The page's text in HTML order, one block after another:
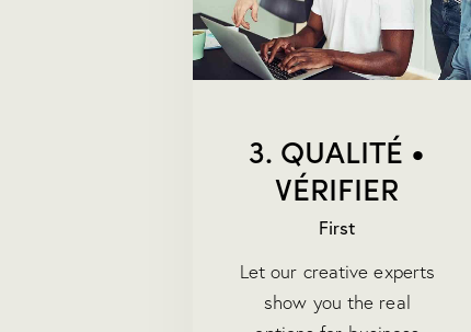
3. QUALITÉ •
VÉRIFIER
First
Let our creative experts
show you the real